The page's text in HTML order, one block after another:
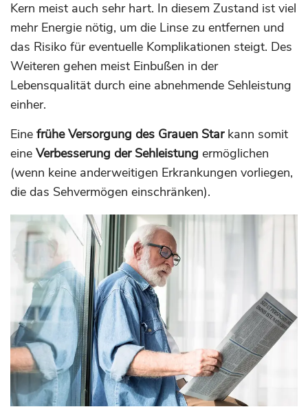
Kern meist auch sehr hart. In diesem Zustand ist viel
mehr Energie nötig, um die Linse zu entfernen und
das Risiko für eventuelle Komplikationen steigt. Des
Weiteren gehen meist Einbußen in der
Lebensqualität durch eine abnehmende Sehleistung
einher.
Eine frühe Versorgung des Grauen Starkann somit
eine Verbesserung der Sehleistung ermöglichen
(wenn keine anderweitigen Erkrankungen vorliegen,
die das Sehvermögen einschränken).